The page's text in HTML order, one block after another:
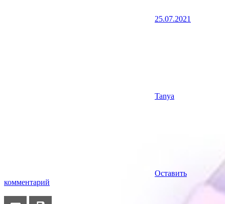
25.07.2021
Tanya
Оставить
комментарий